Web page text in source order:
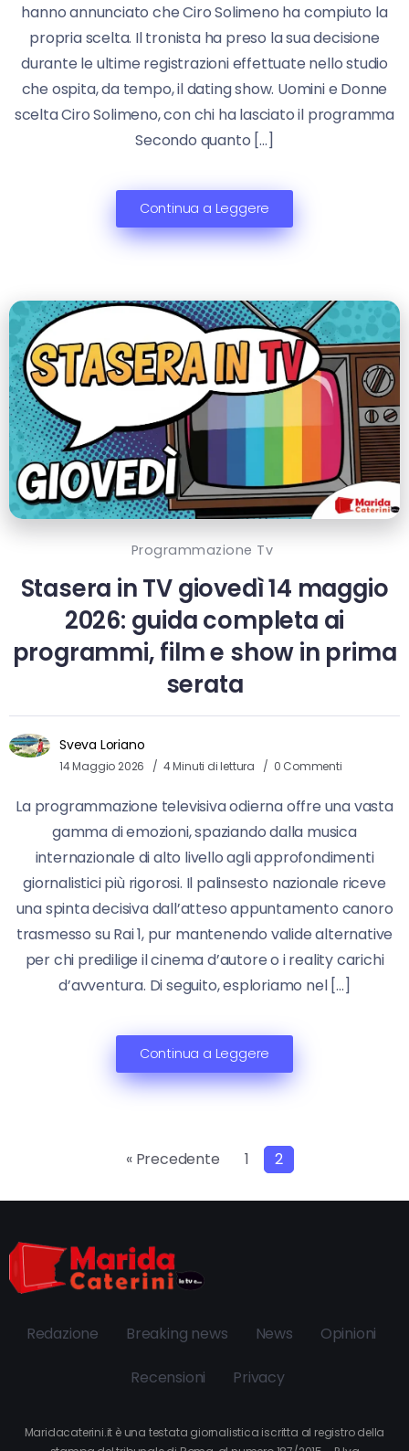
hanno annunciato che Ciro Solimeno ha compiuto la
propria scelta. Il tronista ha preso la sua decisione
durante le ultime registrazioni effettuate nello studio
che ospita, da tempo, il dating show. Uomini e Donne
scelta Ciro Solimeno, con chi ha lasciato il programma
Secondo quanto […]
Continua a Leggere
Programmazione Tv
Stasera in TV giovedì 14 maggio
2026: guida completa ai
programmi, film e show in prima
serata
Sveva Loriano
14 Maggio 2026 4 Minuti di lettura 0 Commenti
La programmazione televisiva odierna offre una vasta
gamma di emozioni, spaziando dalla musica
internazionale di alto livello agli approfondimenti
giornalistici più rigorosi. Il palinsesto nazionale riceve
una spinta decisiva dall’atteso appuntamento canoro
trasmesso su Rai 1, pur mantenendo valide alternative
per chi predilige il cinema d’autore o i reality carichi
d’avventura. Di seguito, esploriamo nel […]
Continua a Leggere
« Precedente 1 2
Redazione Breaking news News Opinioni
Recensioni Privacy
Maridacaterini.it è una testata giornalistica iscritta al registro della